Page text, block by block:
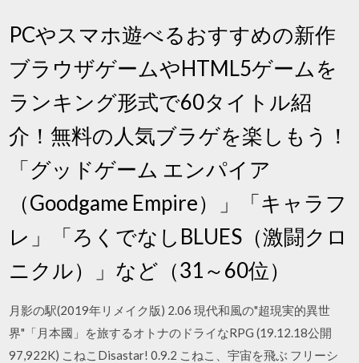
PCやスマホ遊べるおすすめの新作
ブラウザゲームやHTML5ゲームを
ランキング形式で60タイトル紹
介！無料の人気ブラゲを楽しもう！
「グッドゲーム エンパイア
（Goodgame Empire）」「キャラフ
レ」「ろくでなしBLUES（激闘クロ
ニクル）」など（31～60位）
月影の駅(2019年リメイク版) 2.06 現代和風の"超現実的異世
界"「月本國」を旅するオトナのドライなRPG (19.12.18公開
97,922K) こねこDisastar! 0.9.2 こねこ、宇宙を飛ぶ フリーシ